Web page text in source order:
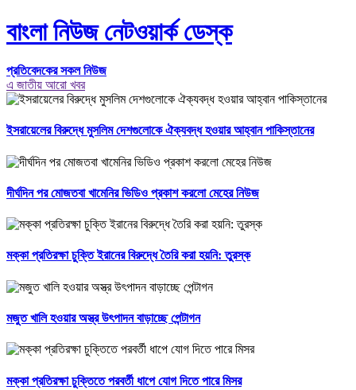
বাংলা নিউজ নেটওয়ার্ক ডেস্ক
প্রতিবেদকের সকল নিউজ
এ জাতীয় আরো খবর
ইসরায়েলের বিরুদ্ধে মুসলিম দেশগুলোকে ঐক্যবদ্ধ হওয়ার আহ্বান পাকিস্তানের
দীর্ঘদিন পর মোজতবা খামেনির ভিডিও প্রকাশ করলো মেহের নিউজ
মক্কা প্রতিরক্ষা চুক্তি ইরানের বিরুদ্ধে তৈরি করা হয়নি: তুরস্ক
মজুত খালি হওয়ার অস্ত্র উৎপাদন বাড়াচ্ছে পেন্টাগন
মক্কা প্রতিরক্ষা চুক্তিতে পরবর্তী ধাপে যোগ দিতে পারে মিসর